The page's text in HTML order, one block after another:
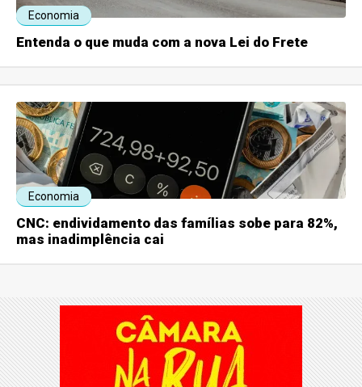
Economia
Entenda o que muda com a nova Lei do Frete
Economia
CNC: endividamento das famílias sobe para 82%,
mas inadimplência cai